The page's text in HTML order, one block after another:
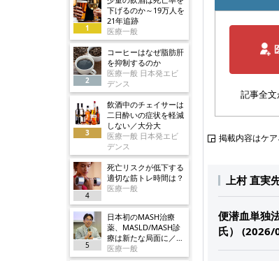
1
下げるのか～19万人を
21年追跡
医療一般
2
コーヒーはなぜ脂肪肝
を抑制するのか
医療一般 日本発エビ
デンス
3
飲酒中のチェイサーは
二日酔いの症状を軽減
しない／大分大
医療一般 日本発エビ
デンス
4
死亡リスクが低下する
適切な筋トレ時間は？
医療一般
5
日本初のMASH治療
薬、MASLD/MASH診
療は新たな局面に／ノ
ボ
医療一般
記事全
掲載内容はケ
上村 直実
便潜血単独
氏） (2026/